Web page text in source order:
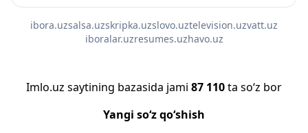
ibora.uzsalsa.uzskripka.uzslovo.uztelevision.uzvatt.uz
iboralar.uzresumes.uzhavo.uz
Imlo.uz saytining bazasida jami 87 110ta so‘z bor
Yangi so‘z qo‘shish